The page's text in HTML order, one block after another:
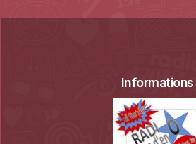
Informations